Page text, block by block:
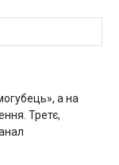
а на
Третє,